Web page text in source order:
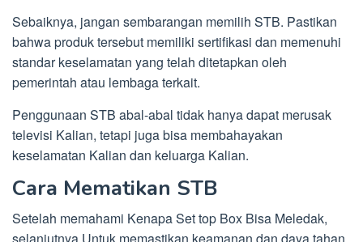
Sebaiknya, jangan sembarangan memilih STB. Pastikan
bahwa produk tersebut memiliki sertifikasi dan memenuhi
standar keselamatan yang telah ditetapkan oleh
pemerintah atau lembaga terkait.
Penggunaan STB abal-abal tidak hanya dapat merusak
televisi Kalian, tetapi juga bisa membahayakan
keselamatan Kalian dan keluarga Kalian.
Cara Mematikan STB
Setelah memahami Kenapa Set top Box Bisa Meledak,